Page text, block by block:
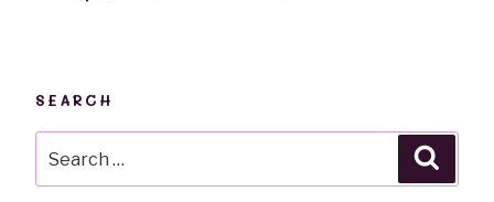
SEARCH
for: